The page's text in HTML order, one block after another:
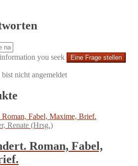
you seek Eine Frage stellen
nicht angemeldet
Renate (Hrsg.)
Roman, Fabel,